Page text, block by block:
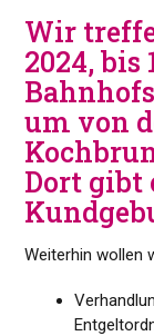
Wir
2024, bis
um von
Dort gibt
Weiterhin wollen